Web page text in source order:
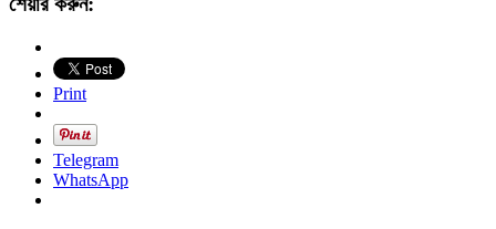
Print
Telegram
WhatsApp